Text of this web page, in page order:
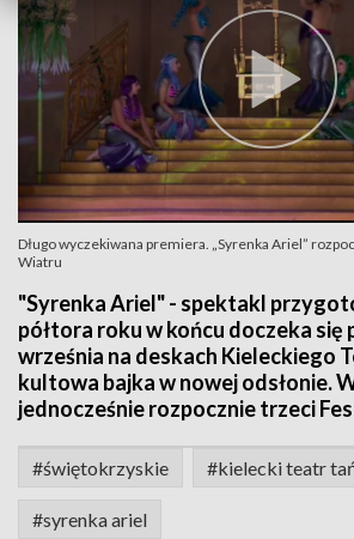
Długo wyczekiwana premiera. „Syrenka Ariel”
Wiatru
"Syrenka Ariel" - spektakl
półtora roku w końcu doczeka się
września na deskach Kieleckiego
kultowa bajka w nowej odsłonie.
jednocześnie rozpocznie trzeci
#świętokrzyskie #kielecki teatr
#syrenka ariel